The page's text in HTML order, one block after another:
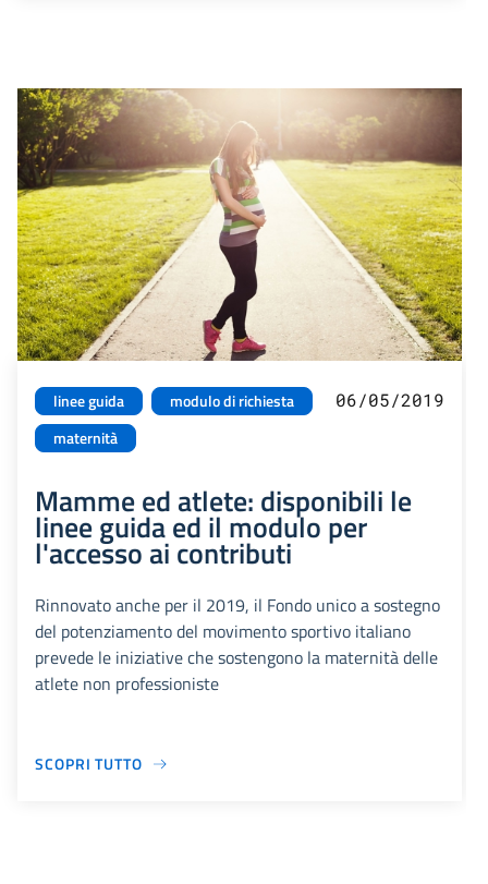
linee guida
modulo di richiesta
maternità
06/05/2019
Mamme ed atlete: disponibili le
linee guida ed il modulo per
l'accesso ai contributi
Rinnovato anche per il 2019, il Fondo unico a sostegno
del potenziamento del movimento sportivo italiano
prevede le iniziative che sostengono la maternità delle
atlete non professioniste
SCOPRI TUTTO